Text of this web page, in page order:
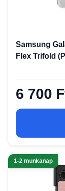
Samsung
Flex Trifold
6 700
1-2 munkanap